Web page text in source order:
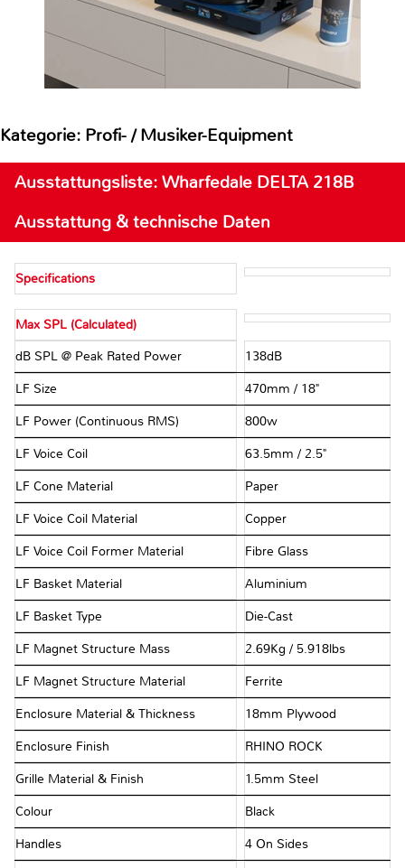
Kategorie: Profi- / Musiker-Equipment
Ausstattungsliste: Wharfedale DELTA 218B
Ausstattung & technische Daten
Specifications
Max SPL (Calculated)
dB SPL @ Peak Rated Power 138dB
LF Size 470mm / 18"
LF Power (Continuous RMS) 800w
LF Voice Coil 63.5mm / 2.5"
LF Cone Material Paper
LF Voice Coil Material Copper
LF Voice Coil Former Material Fibre Glass
LF Basket Material Aluminium
LF Basket Type Die-Cast
LF Magnet Structure Mass 2.69Kg / 5.918lbs
LF Magnet Structure Material Ferrite
Enclosure Material & Thickness 18mm Plywood
Enclosure Finish RHINO ROCK
Grille Material & Finish 1.5mm Steel
Colour Black
Handles 4 On Sides